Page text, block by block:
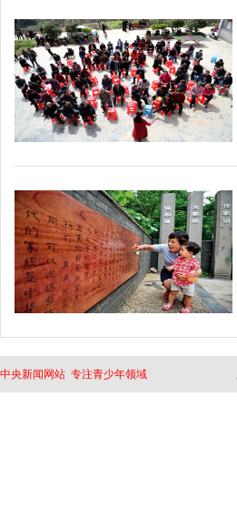
中央新闻网站 专注青少年领域